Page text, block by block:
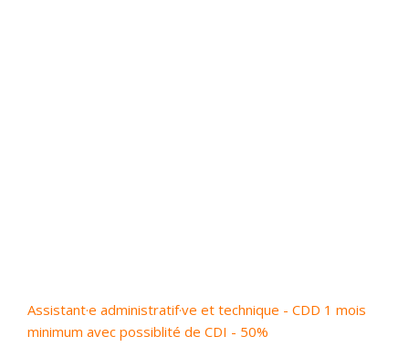
Assistant·e administratif·ve et technique - CDD 1 mois
minimum avec possiblité de CDI - 50%